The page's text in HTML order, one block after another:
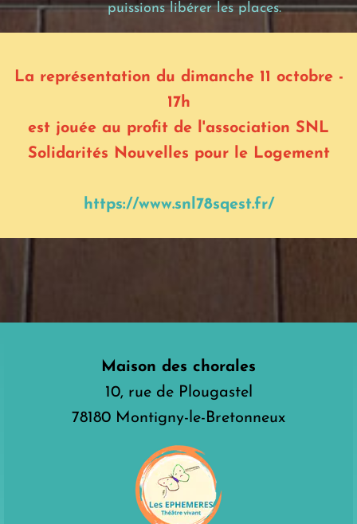
puissions libérer les places.
La représentation du dimanche 11 octobre -
17h
est jouée au profit de l'association SNL
Solidarités Nouvelles pour le Logement
https://www.snl78sqest.fr/
Maison des chorales
10, rue de Plougastel
78180 Montigny-le-Bretonneux